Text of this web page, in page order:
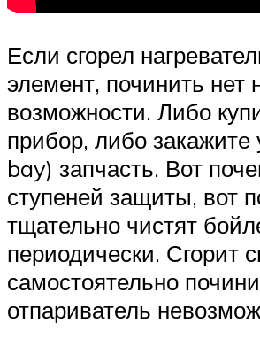
Если сгорел
элемент, починить нет
возможности. Либо
прибор, либо закажите
bay) запчасть. Вот
ступеней защиты, вот
тщательно чистят
периодически. Сгорит
самостоятельно
отпариватель